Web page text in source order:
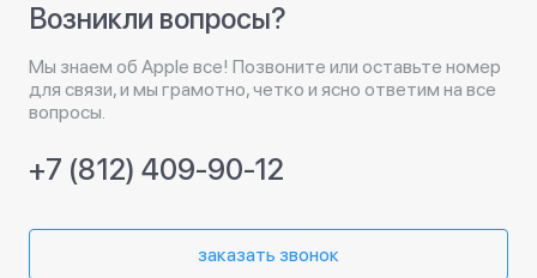
Возникли вопросы?
Мы знаем об Apple все! Позвоните или оставьте номер
для связи, и мы грамотно, четко и ясно ответим на все
вопросы.
+7 (812) 409-90-12
заказать звонок